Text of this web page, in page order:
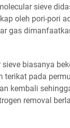
sieve
oleh pori-pori
gas
biasanya
terikat pada
kembali
removal